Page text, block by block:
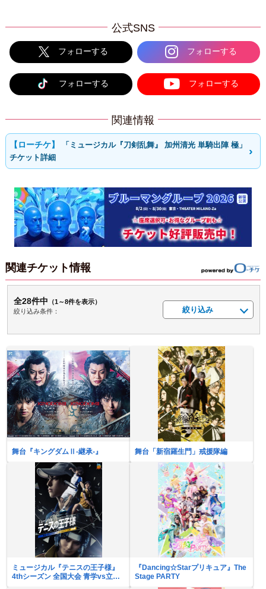
公式SNS
フォローする フォローする
フォローする フォローする
関連情報
「ミュージカル『刀剣乱舞』 加州清光 単騎出陣 極」
チケット詳細
関連チケット情報
全28件中 （1～8件を表示）
絞り込み条件：
絞り込み
舞台『キングダムⅡ-継承-』 舞台「新宿羅生門」戒援隊編
ミュージカル『テニスの王子様』
4thシーズン 全国大会 青学vs立海
『Dancing☆Starプリキュア』The
Stage PARTY